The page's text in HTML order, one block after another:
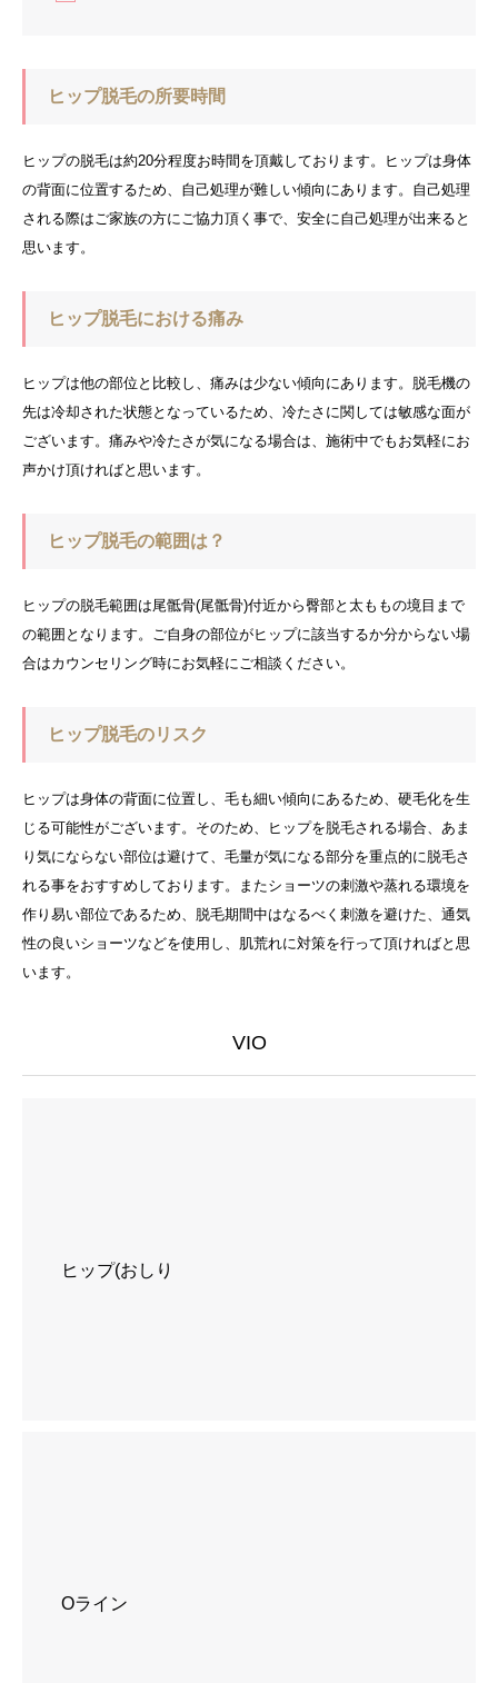
ヒップ脱毛の所要時間
ヒップの脱毛は約20分程度お時間を頂戴しております。ヒップは身体
の背面に位置するため、自己処理が難しい傾向にあります。自己処理
される際はご家族の方にご協力頂く事で、安全に自己処理が出来ると
思います。
ヒップ脱毛における痛み
ヒップは他の部位と比較し、痛みは少ない傾向にあります。脱毛機の
先は冷却された状態となっているため、冷たさに関しては敏感な面が
ございます。痛みや冷たさが気になる場合は、施術中でもお気軽にお
声かけ頂ければと思います。
ヒップ脱毛の範囲は？
ヒップの脱毛範囲は尾骶骨(尾骶骨)付近から臀部と太ももの境目まで
の範囲となります。ご自身の部位がヒップに該当するか分からない場
合はカウンセリング時にお気軽にご相談ください。
ヒップ脱毛のリスク
ヒップは身体の背面に位置し、毛も細い傾向にあるため、硬毛化を生
じる可能性がございます。そのため、ヒップを脱毛される場合、あま
り気にならない部位は避けて、毛量が気になる部分を重点的に脱毛さ
れる事をおすすめしております。またショーツの刺激や蒸れる環境を
作り易い部位であるため、脱毛期間中はなるべく刺激を避けた、通気
性の良いショーツなどを使用し、肌荒れに対策を行って頂ければと思
います。
VIO
ヒップ(おしり
Oライン